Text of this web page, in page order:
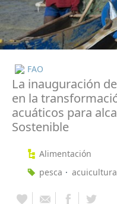
FAO
La inauguración
en la
acuáticos para
Sostenible
Alimentación
pesca
acuicultura